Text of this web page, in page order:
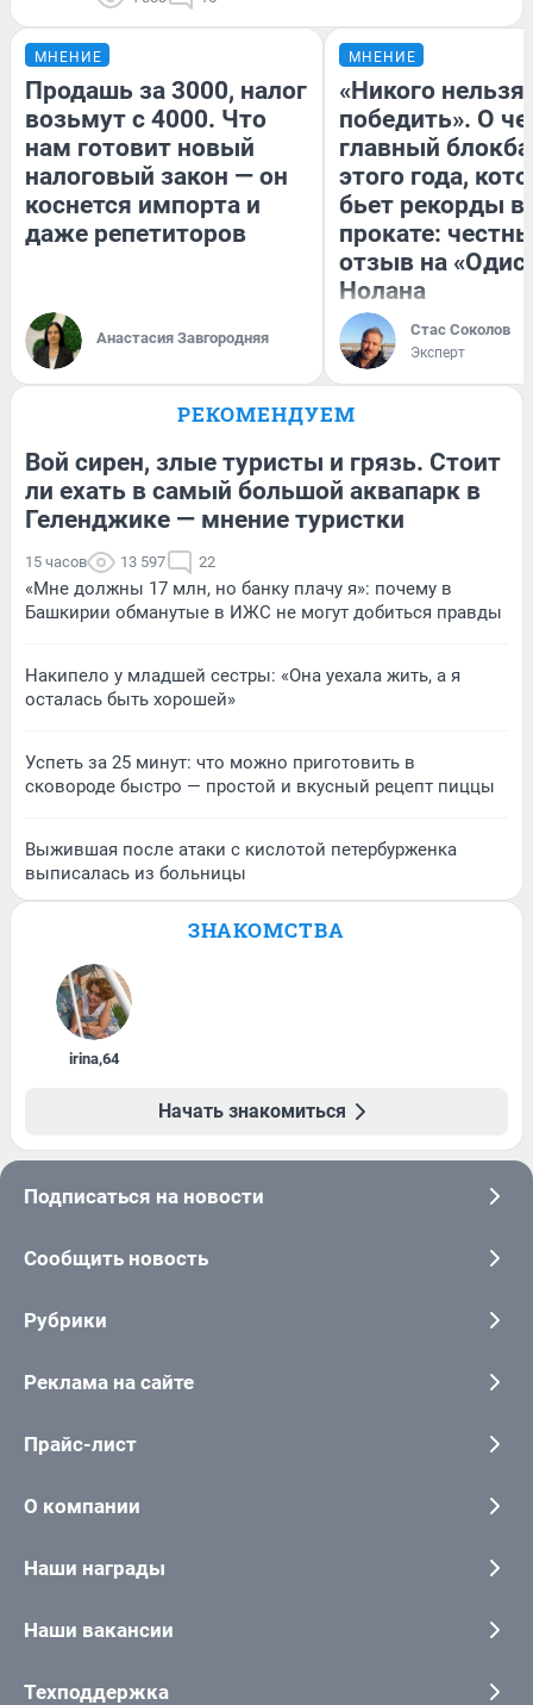
МНЕНИЕ
Продашь за 3000, налог
возьмут с 4000. Что
нам готовит новый
налоговый закон — он
коснется импорта и
даже репетиторов
Анастасия Завгородняя
МНЕНИЕ
«Никого нельзя
победить». О
главный
этого года,
бьет рекорды в
прокате:
отзыв на
Нолана
Стас Соколов
Эксперт
РЕКОМЕНДУЕМ
Вой сирен, злые туристы и грязь. Стоит
ли ехать в самый большой аквапарк в
Геленджике — мнение туристки
15 часов 13 597 22
«Мне должны 17 млн, но банку плачу я»: почему в
Башкирии обманутые в ИЖС не могут добиться правды
Накипело у младшей сестры: «Она уехала жить, а я
осталась быть хорошей»
Успеть за 25 минут: что можно приготовить в
сковороде быстро — простой и вкусный рецепт пиццы
Выжившая после атаки с кислотой петербурженка
выписалась из больницы
ЗНАКОМСТВА
irina,64
Начать знакомиться
Подписаться на новости
Сообщить новость
Рубрики
Реклама на сайте
Прайс-лист
О компании
Наши награды
Наши вакансии
Техподдержка